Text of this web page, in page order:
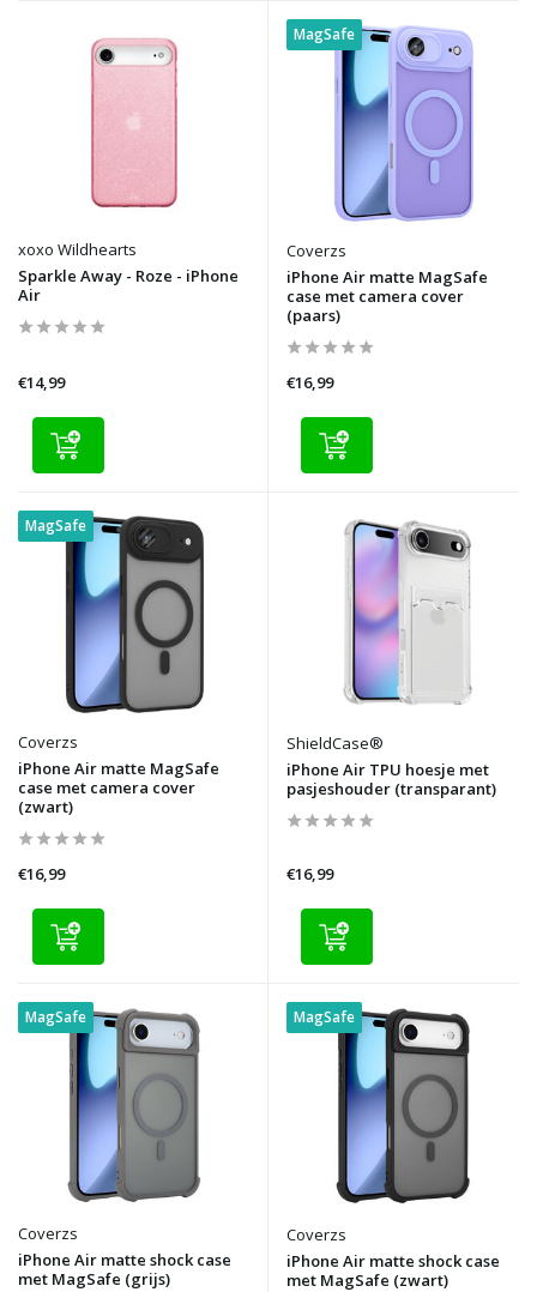
xoxo Wildhearts
Sparkle Away - Roze - iPhone
Air
€14,99
MagSafe
Coverzs
iPhone Air matte MagSafe
case met camera cover
(paars)
€16,99
MagSafe
Coverzs
iPhone Air matte MagSafe
case met camera cover
(zwart)
€16,99
ShieldCase®
iPhone Air TPU hoesje met
pasjeshouder (transparant)
€16,99
MagSafe
Coverzs
iPhone Air matte shock case
met MagSafe (grijs)
MagSafe
Coverzs
iPhone Air matte shock case
met MagSafe (zwart)